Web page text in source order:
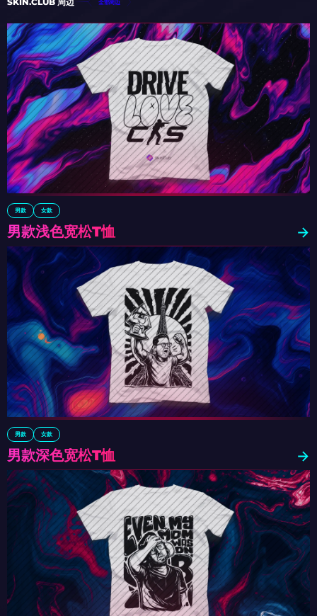
全部周边
男款 女款
男款浅色宽松T恤
男款 女款
男款深色宽松T恤